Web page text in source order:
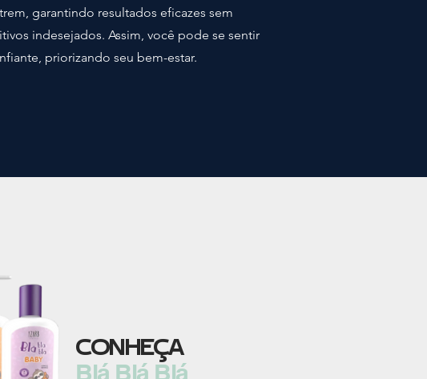
garantindo resultados eficazes sem
indesejados. Assim, você pode se sentir
priorizando seu bem-estar.
CONHEÇA
Blá Blá Blá